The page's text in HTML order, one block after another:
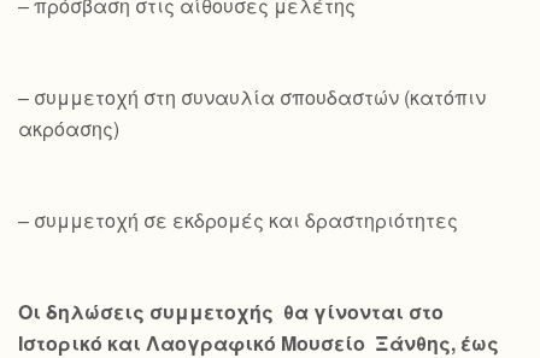
– συμμετοχή στη συναυλία σπουδαστών (κατόπιν
ακρόασης)
– συμμετοχή σε εκδρομές και δραστηριότητες
Οι δηλώσεις συμμετοχής θα γίνονται στο
Ιστορικό και Λαογραφικό Μουσείο Ξάνθης, έως